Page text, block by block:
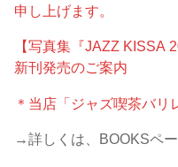
申し上げます。
【写真集『JAZZ KISSA
新刊発売のご案内
＊当店「ジャズ喫茶バリ
→詳しくは、BOOKSペー